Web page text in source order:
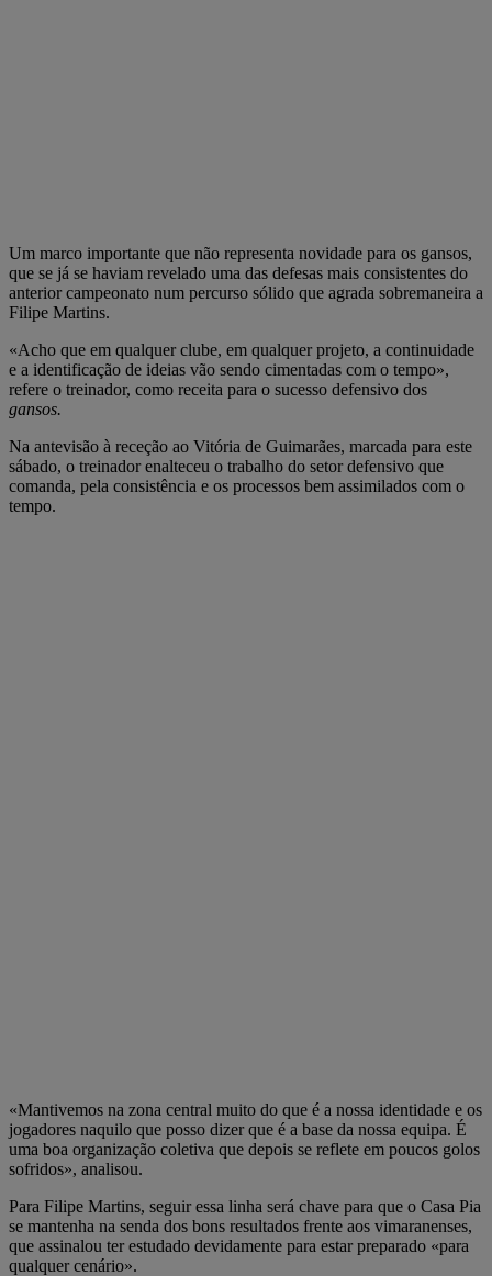
Um marco importante que não representa novidade para os gansos,
que se já se haviam revelado uma das defesas mais consistentes do
anterior campeonato num percurso sólido que agrada sobremaneira a
Filipe Martins.
«Acho que em qualquer clube, em qualquer projeto, a continuidade
e a identificação de ideias vão sendo cimentadas com o tempo»,
refere o treinador, como receita para o sucesso defensivo dos
gansos.
Na antevisão à receção ao Vitória de Guimarães, marcada para este
sábado, o treinador enalteceu o trabalho do setor defensivo que
comanda, pela consistência e os processos bem assimilados com o
tempo.
«Mantivemos na zona central muito do que é a nossa identidade e os
jogadores naquilo que posso dizer que é a base da nossa equipa. É
uma boa organização coletiva que depois se reflete em poucos golos
sofridos», analisou.
Para Filipe Martins, seguir essa linha será chave para que o Casa Pia
se mantenha na senda dos bons resultados frente aos vimaranenses,
que assinalou ter estudado devidamente para estar preparado «para
qualquer cenário».